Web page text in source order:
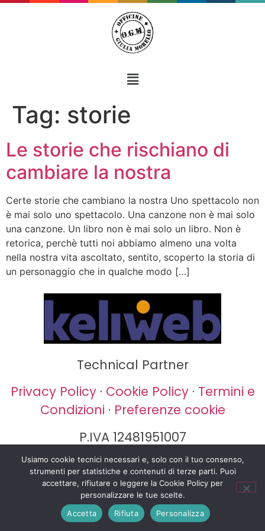
Tag: storie
Le storie che rischiano di
cambiare la nostra
Certe storie che cambiano la nostra Uno spettacolo non
è mai solo uno spettacolo. Una canzone non è mai solo
una canzone. Un libro non è mai solo un libro. Non è
retorica, perchè tutti noi abbiamo almeno una volta
nella nostra vita ascoltato, sentito, scoperto la storia di
un personaggio che in qualche modo […]
Technical Partner
Privacy Policy · Cookie Policy · Termini e
Condizioni · Preferenze cookie
P.IVA 12481951007
Usiamo cookie tecnici necessari e, solo con il tuo consenso,
strumenti per statistiche e contenuti di terze parti. Puoi
accettare, rifiutare o leggere la Cookie Policy per
personalizzare le tue scelte.
Accetta
Rifiuta Personalizza